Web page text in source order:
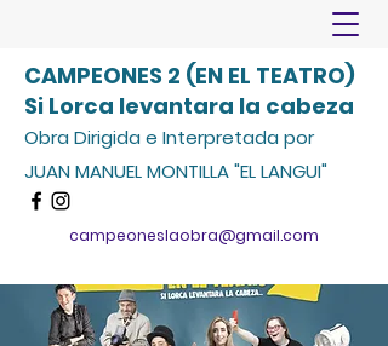
CAMPEONES 2 (EN EL TEATRO)
Si Lorca levantara la cabeza
Obra Dirigida e Interpretada por
JUAN MANUEL MONTILLA "EL LANGUI"
campeoneslaobra@gmail.com